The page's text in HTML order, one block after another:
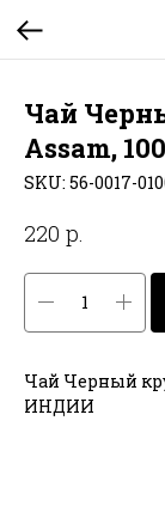
Чай
Assam,
SKU: 56-0017-
220 р.
Чай Черный
ИНДИИ